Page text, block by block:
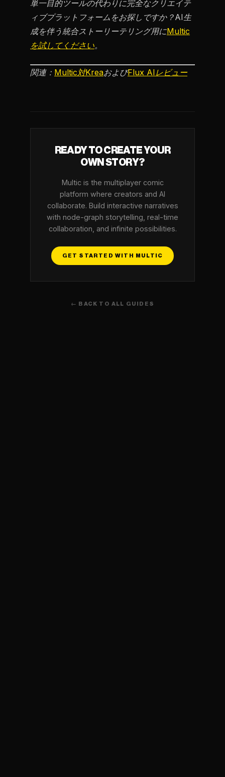
単一目的ツールの代わりに完全なクリエイテ
ィブプラットフォームをお探しですか？AI生
成を伴う統合ストーリーテリング用にMultic
を試してください。
関連： Multic対KreaおよびFlux AIレビュー
READY TO CREATE YOUR
OWN STORY?
Multic is the multiplayer comic
platform where creators and AI
collaborate. Build interactive narratives
with node-graph storytelling, real-time
collaboration, and infinite possibilities.
GET STARTED WITH MULTIC
← BACK TO ALL GUIDES